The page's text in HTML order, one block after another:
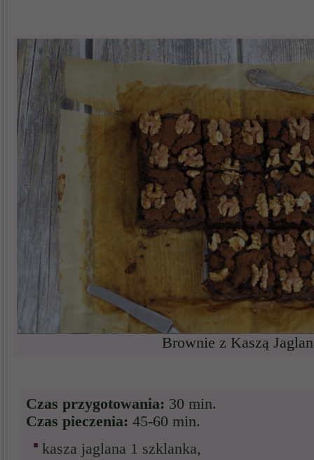
Brownie z Kaszą
Czas przygotowania: 30 min.
Czas pieczenia: 45-60 min.
kasza jaglana 1 szklanka,